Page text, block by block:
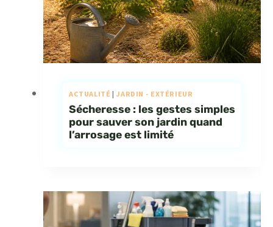
ACTUALITÉ | JARDIN - EXTÉRIEUR
Sécheresse : les gestes simples
pour sauver son jardin quand
l’arrosage est limité